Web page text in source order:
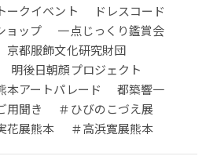
トークイベント
ドレスコード
ョップ
一点じっくり鑑賞会
京都服飾文化研究財団
明後日朝顔プロジェクト
本アートパレード
都築響一
用聞き
＃ひびのこづえ展
花展熊本 ＃高浜寛展熊本